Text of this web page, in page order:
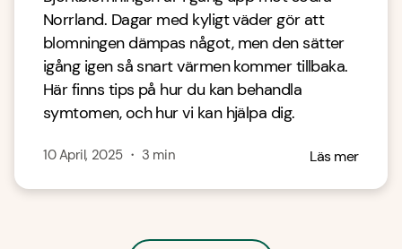
Norrland. Dagar med kyligt väder gör att
blomningen dämpas något, men den sätter
igång igen så snart värmen kommer tillbaka.
Här finns tips på hur du kan behandla
symtomen, och hur vi kan hjälpa dig.
10 April, 2025・ 3 min Läs mer